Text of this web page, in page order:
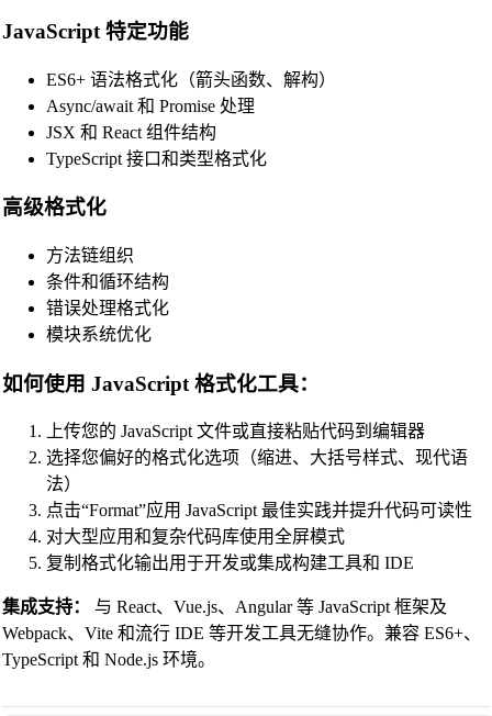
JavaScript 特定功能
ES6+ 语法格式化（箭头函数、解构）
Async/await 和 Promise 处理
JSX 和 React 组件结构
TypeScript 接口和类型格式化
高级格式化
方法链组织
条件和循环结构
错误处理格式化
模块系统优化
如何使用 JavaScript 格式化工具：
上传您的 JavaScript 文件或直接粘贴代码到编辑器
选择您偏好的格式化选项（缩进、大括号样式、现代语
法）
点击“Format”应用 JavaScript 最佳实践并提升代码可读性
对大型应用和复杂代码库使用全屏模式
复制格式化输出用于开发或集成构建工具和 IDE
集成支持：
与 React、Vue.js、Angular 等 JavaScript 框架及
Webpack、Vite 和流行 IDE 等开发工具无缝协作。兼容 ES6+、
TypeScript 和 Node.js 环境。